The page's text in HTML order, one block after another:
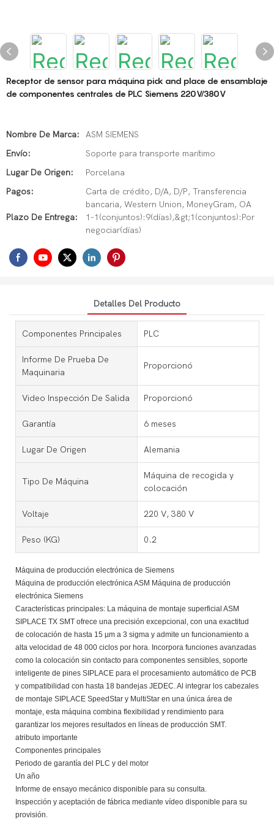
Receptor de sensor para máquina pick and place de ensamblaje
de componentes centrales de PLC Siemens 220V/380V
Nombre De Marca:
ASM SIEMENS
Envío:
Soporte para transporte marítimo
Lugar De Origen:
Porcelana
Pagos:
Carta de crédito, D/A, D/P, Transferencia
bancaria, Western Union, MoneyGram, OA
Plazo De Entrega:
1-1(conjuntos):9(días),&gt;1(conjuntos):Por
negociar(días)
Detalles Del Producto
Componentes Principales PLC
Informe De Prueba De
Maquinaria
Proporcionó
Video Inspección De Salida Proporcionó
Garantía 6 meses
Lugar De Origen Alemania
Tipo De Máquina
Máquina de recogida y
colocación
Voltaje 220 V, 380 V
Peso (KG) 0.2
Máquina de producción electrónica de Siemens
Máquina de producción electrónica ASM Máquina de producción
electrónica Siemens
Características principales: La máquina de montaje superficial ASM
SIPLACE TX SMT ofrece una precisión excepcional, con una exactitud
de colocación de hasta 15 µm a 3 sigma y admite un funcionamiento a
alta velocidad de 48 000 ciclos por hora. Incorpora funciones avanzadas
como la colocación sin contacto para componentes sensibles, soporte
inteligente de pines SIPLACE para el procesamiento automático de PCB
y compatibilidad con hasta 18 bandejas JEDEC. Al integrar los cabezales
de montaje SIPLACE SpeedStar y MultiStar en una única área de
montaje, esta máquina combina flexibilidad y rendimiento para
garantizar los mejores resultados en líneas de producción SMT.
atributo importante
Componentes principales
Periodo de garantía del PLC y del motor
Un año
Informe de ensayo mecánico disponible para su consulta.
Inspección y aceptación de fábrica mediante vídeo disponible para su
provisión.